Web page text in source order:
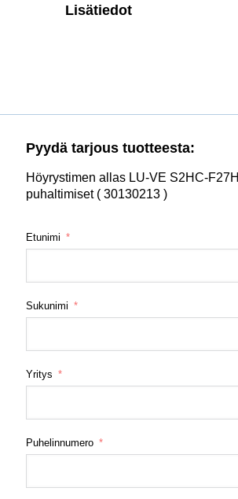
Lisätiedot
Pyydä tarjous tuotteesta:
Höyrystimen allas LU-VE S2HC-
puhaltimiset ( 30130213 )
Etunimi
Sukunimi
Yritys
Puhelinnumero